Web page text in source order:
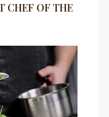
CHEF OF THE